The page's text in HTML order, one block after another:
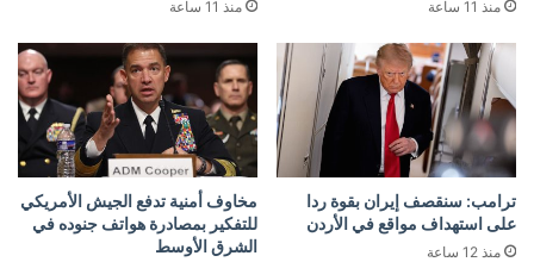
منذ 11 ساعة منذ 11 ساعة
ترامب: سنقصف إيران بقوة ردا
على استهداف مواقع في الأردن
منذ 12 ساعة
مخاوف أمنية تدفع الجيش الأمريكي
للتفكير بمصادرة هواتف جنوده في
الشرق الأوسط